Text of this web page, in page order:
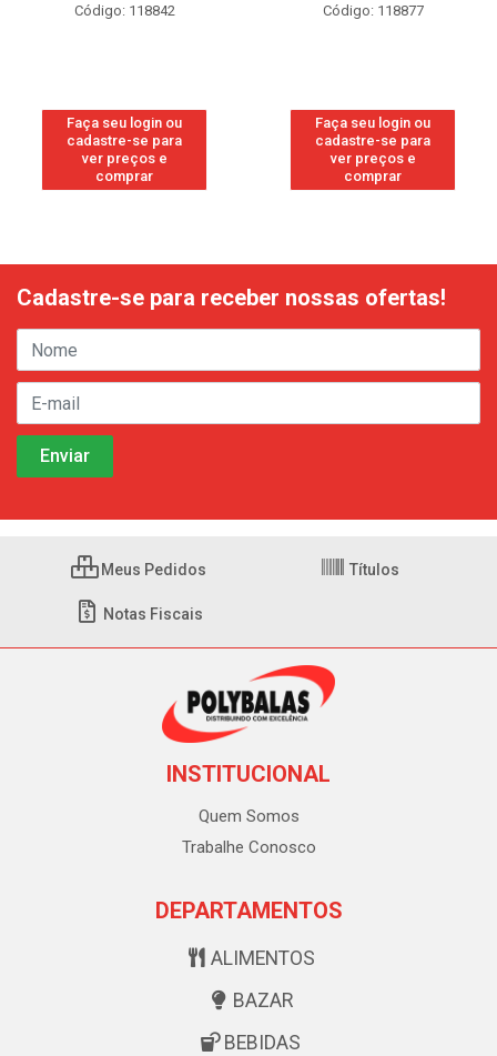
Código: 118842
Faça seu login ou
cadastre-se para
ver preços e
comprar
Código: 118877
Faça seu login ou
cadastre-se para
ver preços e
comprar
Cadastre-se para receber nossas ofertas!
Meus Pedidos Títulos
Notas Fiscais
INSTITUCIONAL
Quem Somos
Trabalhe Conosco
DEPARTAMENTOS
ALIMENTOS
BAZAR
BEBIDAS